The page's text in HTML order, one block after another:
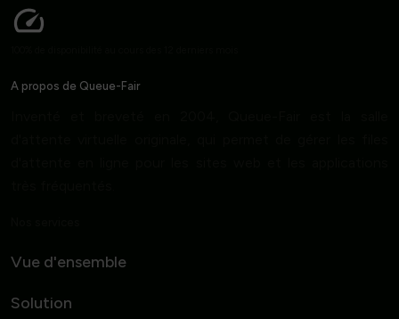
A propos de Queue-Fair
Vue d'ensemble
Solution